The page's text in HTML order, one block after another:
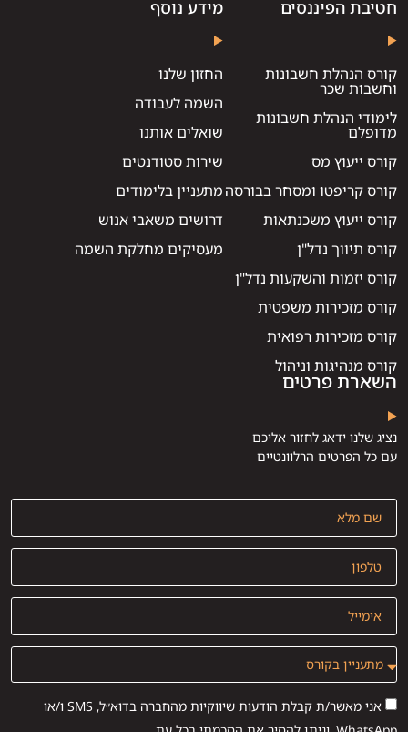
חטיבת הפיננסים
קורס הנהלת חשבונות
וחשבות שכר
לימודי הנהלת חשבונות
מדופלם
קורס ייעוץ מס
קורס קריפטו ומסחר בבורסה
קורס ייעוץ משכנתאות
קורס תיווך נדל"ן
קורס יזמות והשקעות נדל"ן
קורס מזכירות משפטית
קורס מזכירות רפואית
קורס מנהיגות וניהול
מידע נוסף
החזון שלנו
השמה לעבודה
שואלים אותנו
שירות סטודנטים
מתעניין בלימודים
דרושים משאבי אנוש
מעסיקים מחלקת השמה
השארת פרטים
נציג שלנו ידאג לחזור אליכם
עם כל הפרטים הרלוונטיים
אני מאשר/ת קבלת הודעות שיווקיות מהחברה בדוא״ל, SMS ו/או